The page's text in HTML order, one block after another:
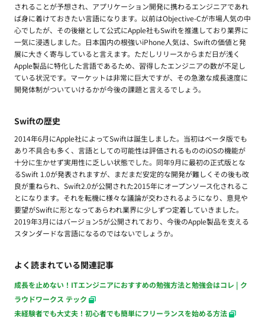
されることが予想され、アプリケーション開発に携わるエンジニアであれ
ば身に着けておきたい言語になります。以前はObjective-Cが市場人気の中
心でしたが、その後継として公式にApple社もSwiftを推進しており業界に
一気に浸透しました。日本国内の根強いiPhone人気は、Swiftの価値と発
展に大きく寄与していると言えます。ただしリリースからまだ日が浅く
Apple製品に特化した言語であるため、習得したエンジニアの数が不足し
ている状況です。マーケットは非常に巨大ですが、その急激な成長速度に
開発体制がついていけるかが今後の課題と言えるでしょう。
Swiftの歴史
2014年6月にApple社によってSwiftは誕生しました。当初はベータ版でも
あり不具合も多く、言語としての可能性は評価されるもののiOSの機能が
十分に生かせず実用性に乏しい状態でした。同年9月に最初の正式版とな
るSwift 1.0が発表されますが、まだまだ安定的な開発が難しくその後も改
良が重ねられ、Swift2.0が公開された2015年にオープンソース化されるこ
とになります。それを転機に様々な議論が交わされるようになり、意見や
要望がSwiftに形となってあらわれ業界に少しずつ定着していきました。
2019年3月にはバージョン5が公開されており、今後のApple製品を支える
スタンダードな言語になるのではないでしょうか。
よく読まれている関連記事
成長を止めない！ITエンジニアにおすすめの勉強方法と勉強会はコレ | ク
ラウドワークス テック
未経験者でも大丈夫！初心者でも簡単にフリーランスを始める方法